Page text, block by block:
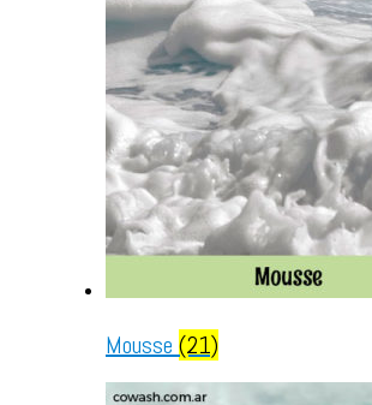
Mousse (21)